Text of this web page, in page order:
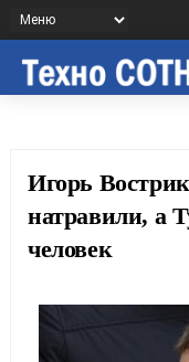
Игорь
натравили, а
человек